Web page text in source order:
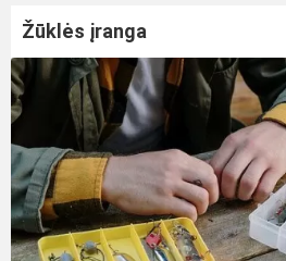
Žūklės įranga